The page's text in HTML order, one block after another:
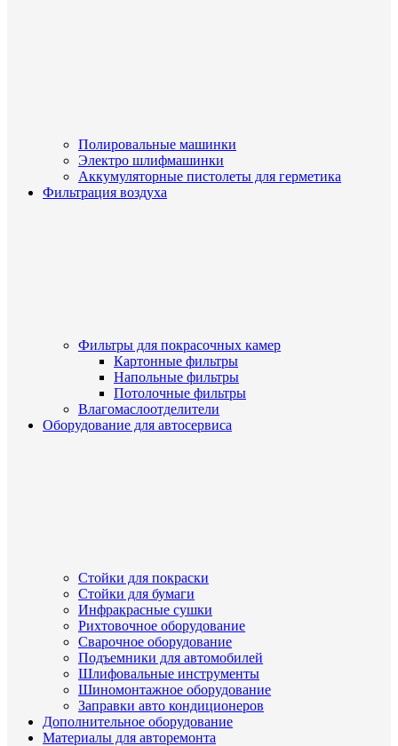
Полировальные машинки
Электро шлифмашинки
Аккумуляторные пистолеты для герметика
Фильтрация воздуха
Фильтры для покрасочных камер
Картонные фильтры
Напольные фильтры
Потолочные фильтры
Влагомаслоотделители
Оборудование для автосервиса
Стойки для покраски
Стойки для бумаги
Инфракрасные сушки
Рихтовочное оборудование
Сварочное оборудование
Подъемники для автомобилей
Шлифовальные инструменты
Шиномонтажное оборудование
Заправки авто кондиционеров
Дополнительное оборудование
Материалы для авторемонта